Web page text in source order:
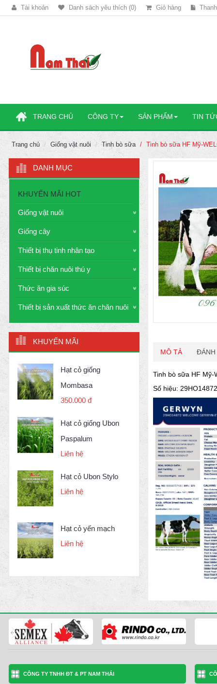
Tài khoản Danh sách yêu thích (0) Giỏ hàng
TRANG CHỦ CÔNG TY SẢN PHẨM TIN
Trang chủ Giống vật nuôi Tinh bò sữa Tinh bò sữa HF Mỹ-
DANH MỤC
KHUYẾN MÃI HOT
Giống vật nuôi
Giống cây
Thiết bị thụ tinh nhân tạo
Thiết bị chăn nuôi thú y
Thức ăn gia súc
Thiết bị sản xuất thức ăn chăn nuôi
KHUYẾN MÃI
Hạt cỏ giống
Mombasa
350.000 đ
Hạt cỏ giống Ubon
Paspalum
Liên hệ
Hạt cỏ Ubon Stylo
Liên hệ
Hạt cỏ yến mạch
Liên hệ
MÔ TẢ ĐÁNH
Tinh bò sữa HF Mỹ-
Số hiệu: 29HO14872
CÔNG TY TNHH ĐT & PT NAM THÁI